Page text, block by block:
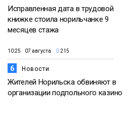
Исправленная дата в трудовой
книжке стоила норильчанке 9
месяцев стажа
10:25 07 августа 215
6 Новости
Жителей Норильска обвиняют в
организации подпольного казино